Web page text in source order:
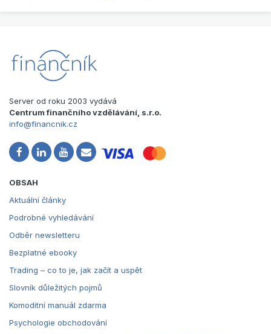
Server od roku 2003 vydává
Centrum finančního vzdělávání, s.r.o.
info@financnik.cz
OBSAH
Aktuální články
Podrobné vyhledávání
Odběr newsletteru
Bezplatné ebooky
Trading – co to je, jak začít a uspět
Slovník důležitých pojmů
Komoditní manuál zdarma
Psychologie obchodování